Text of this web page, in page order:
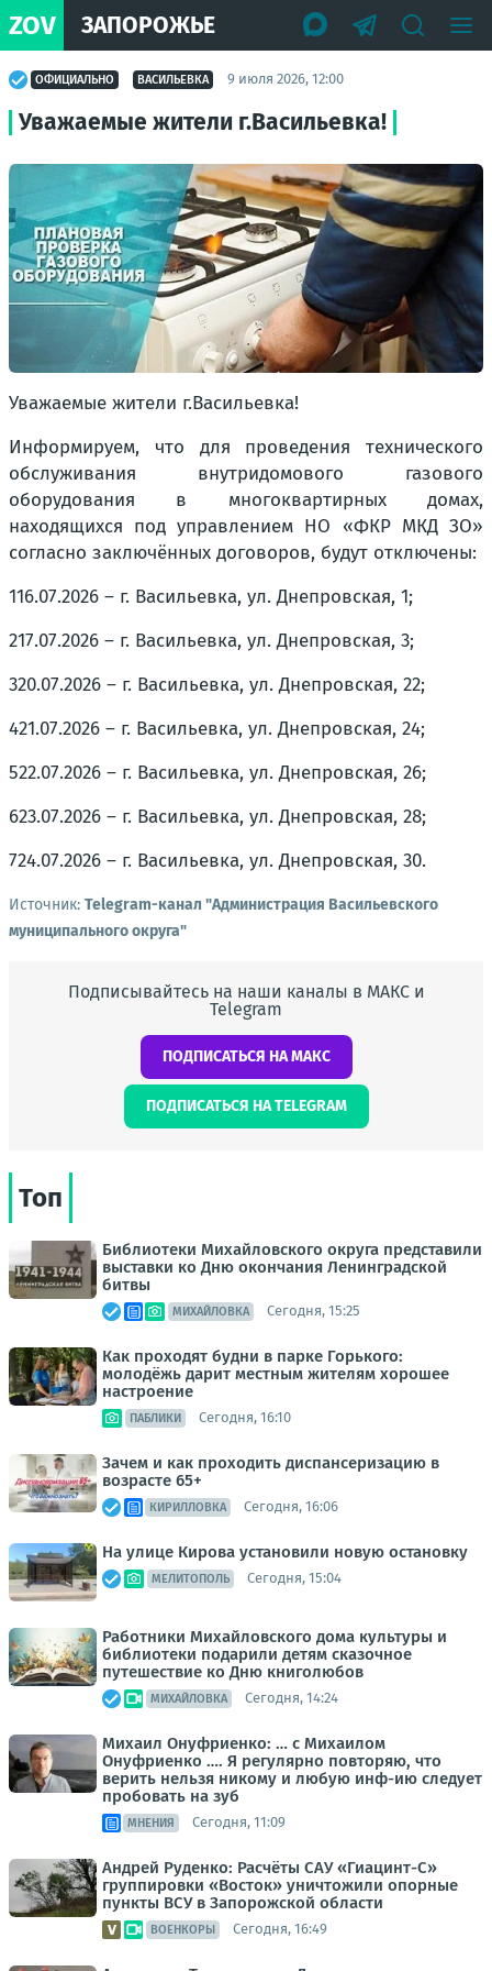
ZOV ЗАПОРОЖЬЕ
ОФИЦИАЛЬНО ВАСИЛЬЕВКА 9 июля 2026, 12:00
Уважаемые жители г.Васильевка!
Уважаемые жители г.Васильевка!
Информируем, что для проведения технического
обслуживания внутридомового газового
оборудования в многоквартирных домах,
находящихся под управлением НО «ФКР МКД ЗО»
согласно заключённых договоров, будут отключены:
116.07.2026 – г. Васильевка, ул. Днепровская, 1;
217.07.2026 – г. Васильевка, ул. Днепровская, 3;
320.07.2026 – г. Васильевка, ул. Днепровская, 22;
421.07.2026 – г. Васильевка, ул. Днепровская, 24;
522.07.2026 – г. Васильевка, ул. Днепровская, 26;
623.07.2026 – г. Васильевка, ул. Днепровская, 28;
724.07.2026 – г. Васильевка, ул. Днепровская, 30.
Источник: Telegram-канал "Администрация Васильевского
муниципального округа"
Подписывайтесь на наши каналы в МАКС и
Telegram
ПОДПИСАТЬСЯ НА МАКС
ПОДПИСАТЬСЯ НА TELEGRAM
Топ
Библиотеки Михайловского округа представили
выставки ко Дню окончания Ленинградской
битвы
МИХАЙЛОВКА Сегодня, 15:25
Как проходят будни в парке Горького:
молодёжь дарит местным жителям хорошее
настроение
ПАБЛИКИ Сегодня, 16:10
Зачем и как проходить диспансеризацию в
возрасте 65+
КИРИЛЛОВКА Сегодня, 16:06
На улице Кирова установили новую остановку
МЕЛИТОПОЛЬ Сегодня, 15:04
Работники Михайловского дома культуры и
библиотеки подарили детям сказочное
путешествие ко Дню книголюбов
МИХАЙЛОВКА Сегодня, 14:24
Михаил Онуфриенко: … с Михаилом
Онуфриенко …. Я регулярно повторяю, что
верить нельзя никому и любую инф-ию следует
пробовать на зуб
МНЕНИЯ Сегодня, 11:09
Андрей Руденко: Расчёты САУ «Гиацинт-С»
группировки «Восток» уничтожили опорные
пункты ВСУ в Запорожской области
ВОЕНКОРЫ Сегодня, 16:49